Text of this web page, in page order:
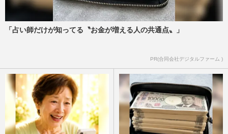
「占い師だけが知ってる〝お金が増える人の共通点〟」
PR(合同会社デジタルファーム )